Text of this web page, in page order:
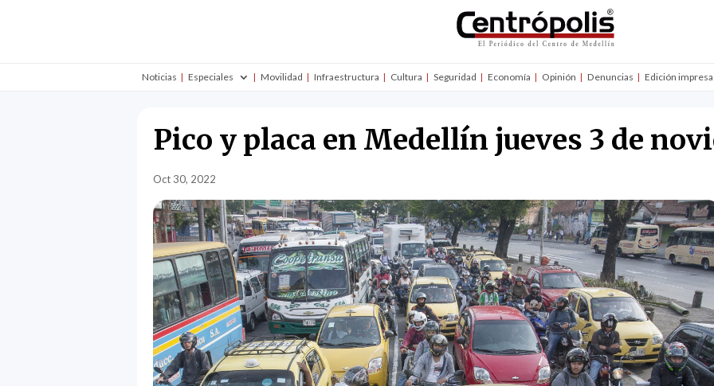
Noticias Especiales Movilidad Infraestructura Cultura Seguridad Economía Opinión Denuncias Edición impresa
Pico y placa en Medellín jueves 3 de
Oct 30, 2022